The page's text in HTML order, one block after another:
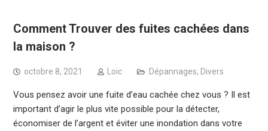
Comment Trouver des fuites cachées dans
la maison ?
octobre 8, 2021 Loic Dépannages, Divers
Vous pensez avoir une fuite d’eau cachée chez vous ? Il est
important d’agir le plus vite possible pour la détecter,
économiser de l’argent et éviter une inondation dans votre